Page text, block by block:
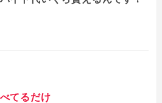
てるだけ